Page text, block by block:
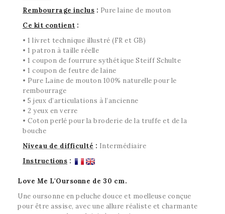
Rembourrage inclus : Pure laine de mouton
Ce kit contient :
• 1 livret technique illustré (FR et GB)
• 1 patron à taille réelle
• 1 coupon de fourrure sythétique Steiff Schulte
• 1 coupon de feutre de laine
• Pure Laine de mouton 100% naturelle pour le
rembourrage
• 5 jeux d’articulations à l’ancienne
• 2 yeux en verre
• Coton perlé pour la broderie de la truffe et de la
bouche
Niveau de difficulté : Intermédiaire
Instructions :
Love Me L'Oursonne de 30 cm.
Une oursonne en peluche douce et moelleuse conçue
pour être assise, avec une allure réaliste et charmante